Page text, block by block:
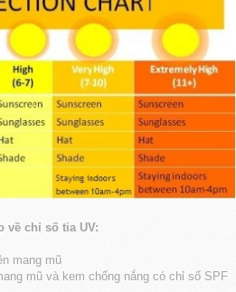
về chỉ số tia UV:
mang mũ
mũ và kem chống nắng có chỉ số SPF